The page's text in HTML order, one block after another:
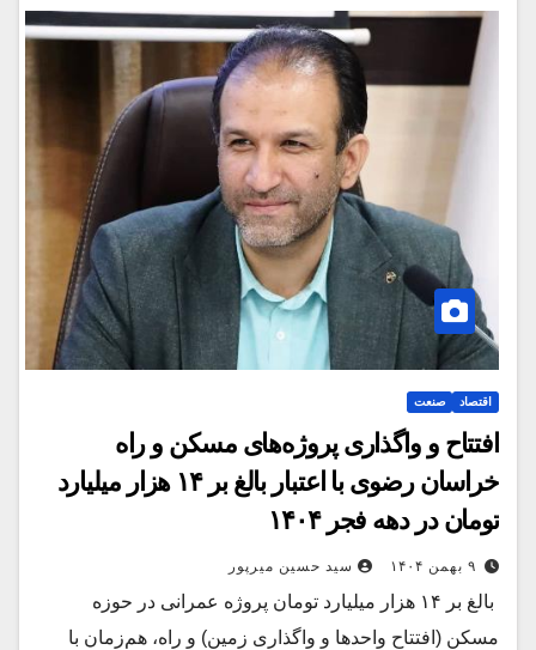
اقتصاد صنعت
افتتاح و واگذاری پروژه‌های مسکن و راه
خراسان رضوی با اعتبار بالغ بر ۱۴ هزار میلیارد
تومان در دهه فجر ۱۴۰۴
۹ بهمن ۱۴۰۴ سید حسین میرپور
‌ بالغ بر ۱۴ هزار میلیارد تومان پروژه عمرانی در حوزه
مسکن (افتتاح واحدها و واگذاری زمین) و راه، هم‌زمان با